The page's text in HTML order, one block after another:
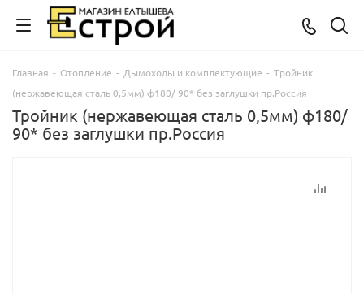
Главная - Отопление - Дымоходы и комплектующие - Тройник
(нержавеющая сталь 0,5мм) ф180/ 90* без заглушки пр.Россия
Тройник (нержавеющая сталь 0,5мм) ф180/
90* без заглушки пр.Россия